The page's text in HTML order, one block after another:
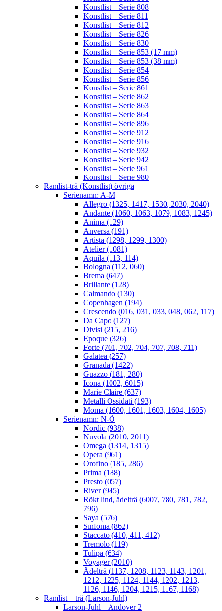
Konstlist – Serie 808
Konstlist – Serie 811
Konstlist – Serie 812
Konstlist – Serie 826
Konstlist – Serie 830
Konstlist – Serie 853 (17 mm)
Konstlist – Serie 853 (38 mm)
Konstlist – Serie 854
Konstlist – Serie 856
Konstlist – Serie 861
Konstlist – Serie 862
Konstlist – Serie 863
Konstlist – Serie 864
Konstlist – Serie 896
Konstlist – Serie 912
Konstlist – Serie 916
Konstlist – Serie 932
Konstlist – Serie 942
Konstlist – Serie 961
Konstlist – Serie 980
Ramlist-trä (Konstlist) övriga
Serienamn: A-M
Allegro (1325, 1417, 1530, 2030, 2040)
Andante (1060, 1063, 1079, 1083, 1245)
Anima (129)
Anversa (191)
Artista (1298, 1299, 1300)
Atelier (1081)
Aquila (113, 114)
Bologna (112, 060)
Brema (647)
Brillante (128)
Calmando (130)
Copenhagen (194)
Crescendo (016, 031, 033, 048, 062, 117)
Da Capo (127)
Divisi (215, 216)
Epoque (326)
Forte (701, 702, 704, 707, 708, 711)
Galatea (257)
Granada (1422)
Guazzo (181, 280)
Icona (1002, 6015)
Marie Claire (637)
Metalli Ossidati (193)
Moma (1600, 1601, 1603, 1604, 1605)
Serienamn: N-Ö
Nordic (938)
Nuvola (2010, 2011)
Omega (1314, 1315)
Opera (961)
Orofino (185, 286)
Prima (188)
Presto (057)
River (945)
Rökt lind, ädelträ (6007, 780, 781, 782,
796)
Saya (576)
Sinfonia (862)
Staccato (410, 411, 412)
Tremolo (119)
Tulipa (634)
Voyager (2010)
Ädelträ (1137, 1208, 1123, 1143, 1201,
1212, 1225, 1124, 1144, 1202, 1213,
1126, 1146, 1204, 1215, 1167, 1168)
Ramlist – trä (Larson-Juhl)
Larson-Juhl – Andover 2